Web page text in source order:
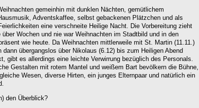
gemeinhin mit dunklen Nächten, gemütlichem
Adventskaffee, selbst gebackenen Plätzchen und als
eine verschneite Heilige Nacht. Die Vorbereitung zieht
Wochen und nie war Weihnachten im Stadtbild und in den
wie heute. Da Weihnachten mittlerweile mit St. Martin (11.11.)
dann übergangslos über Nikolaus (6.12) bis zum Heiligen Abend
gibt es allerdings eine leichte Verwirrung bezüglich des Personals.
Gestalten mit rotem Mantel und weißem Bart bevölkern die Bühne,
Wesen, diverse Hirten, ein junges Elternpaar und natürlich ein
den Überblick?